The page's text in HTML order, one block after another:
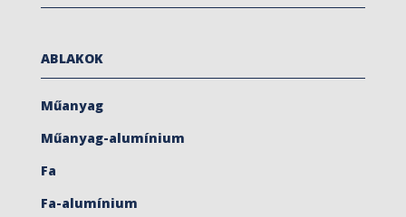
ABLAKOK
Műanyag
Műanyag-alumínium
Fa
Fa-alumínium